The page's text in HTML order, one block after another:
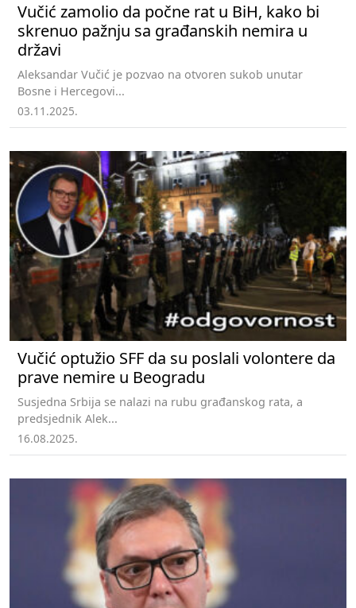
Vučić zamolio da počne rat u BiH, kako bi
skrenuo pažnju sa građanskih nemira u
državi
Aleksandar Vučić je pozvao na otvoren sukob unutar
Bosne i Hercegovi...
03.11.2025.
Vučić optužio SFF da su poslali volontere da
prave nemire u Beogradu
Susjedna Srbija se nalazi na rubu građanskog rata, a
predsjednik Alek...
16.08.2025.